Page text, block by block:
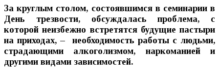
За круглым столом, состоявшимся в семинарии в
День трезвости, обсуждалась проблема, с
которой неизбежно встретятся будущие пастыри
на приходах, – необходимость работы с людьми,
страдающими алкоголизмом, наркоманией и
другими видами зависимостей.